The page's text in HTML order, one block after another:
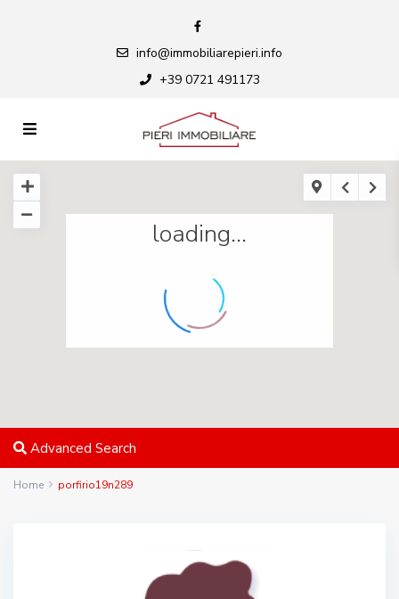
info@immobiliarepieri.info
+39 0721 491173
loading...
Advanced Search
Home porfirio19n289